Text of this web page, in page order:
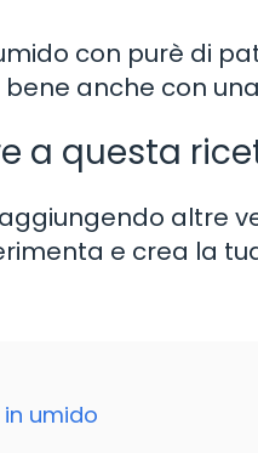
con purè di
anche con
a questa
altre
e crea la
umido